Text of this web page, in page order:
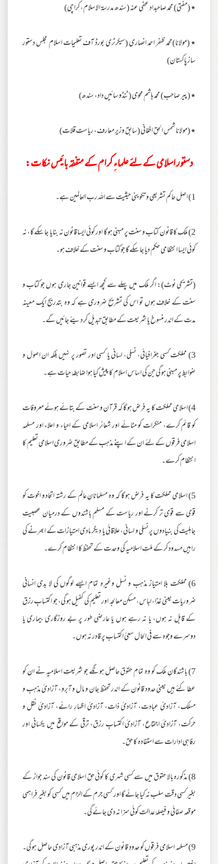
٭ (مفتی) محمد صاحبداد عفی عنہ (سندھ مدرسۃ الاسلام، کراچی)
٭ (مولانا)محمد ظفر احمد انصاری (سیکرٹری بورڈ آف تعلیمات اسلام مجلس دستور
ساز پاکستان)
٭ (پیر صاحب) محمد ہاشم محوی (ٹنڈو سائیں داد، سندھ)
٭ (مولانا شمس الحق افغانی (سابق وزیر معارف، ریاست قلات)
دستور اسلامی کے لئے علماءِ کرام کے متفقہ بائیس نکات:
1) اصل حاکم تشریعی و تکوینی حیثیت سے اللہ رب العالمین ہے۔
2) ملک کا قانون کتاب و سنت پر مبنی ہو گا اور کوئی ایسا قانون نہ بنایا جا سکے گا، نہ
کوئی ایسا انتظامی حکم دیا جا سکے گا جو کتاب و سنت کے خلاف ہو۔
(تشریحی نوٹ): اگر ملک میں پہلے سے کچھ ایسے قوانین جاری ہوں جو کتاب و
سنت کے خلاف ہوں تو اس کی تشریح ضروری ہے کہ وہ بتدریج ایک معینہ
مدت کے اندر منسوخ یا شریعت کے مطابق تبدیل کر دیئے جائیں گے۔
3) مملکت کسی جغرافیائی، نسلی، لسانی یا کسی اور تصور پر نہیں بلکہ ان اصول و
ضوابط پر مبنی ہو گی جن کی اساس اسلام کا پیش کیا ہوا ضابطۂ حیات ہے۔
4) اسلامی مملکت کا یہ فرض ہو گا کہ قرآن و سنت کے بتائے ہوئے معروفات
کو قائم کرے، منکرات کو مٹائے اور شعائرِ اسلامی کے احیاء و اعلاء اور مسلمہ
اسلامی فرقوں کے لئے ان کے اپنے مذہب کے مطابق ضروری اسلامی تعلیم کا
انتظام کرے۔
5) اسلامی مملکت کا یہ فرض ہو گا کہ وہ مسلمانانِ عالم کے رشتہ اتحاد و اخوت کو
قوی سے قوی تر کرنے اور ریاست کے مسلم باشندوں کے درمیان عصبیت
جاہلیت کی بنیادوں پر نسلی و لسانی، علاقائی یا دیگر مادی امتیازات کے ابھرنے کی
راہیں مسدود کر کے ملتِ اسلامیہ کی وحدت کے تحفظ کا انتظام کرے۔
6) مملکت بلا امتیاز مذہب و نسل وغیرہ تمام ایسے لوگوں کی لا بدی انسانی
ضروریات یعنی غذا، لباس، مسکن معالجہ اور تعلیم کی کفیل ہو گی، جو اکتسابِ رزق
کے قابل نہ ہوں، یا نہ رہے ہوں یا عارضی طور پر بے روزگاری بیماری یا
دوسرے وجوہ سے فی الحال سعیٔ اکتساب پر قادر نہ ہوں۔
7) باشندگانِ ملک کو وہ تمام حقوق حاصل ہونگے جو شریعتِ اسلامیہ نے ان کو
عطا کئے ہیں یعنی حدود قانون کے اندر تحفظ جان و مال و آبرو، آزادیٔ مذہب و
مسلک، آزادیٔ عبادت، آزادیٔ ذات، آزادیٔ اظہارِ رائے، آزادیٔ نقل و
حرکت، آزادیٔ اجتماع، آزادیٔ اکتسابِ رزق، ترقی کے مواقع میں یکسانی اور
رفاہی ادارات سے استفادہ کا حق۔
8) مذکورہ بالا حقوق میں سے کسی شہری کا کوئی حق اسلامی قانون کی سند جواز کے
بغیر کسی دقت سلب نہ کیا جائے گا اور کسی جرم کے الزام میں کسی کو بغیر فراہمی
موقعہ صفائی و فیصلۂ عدالت کوئی سزا نہ دی جائے گی۔
9) مسلمہ اسلامی فرقوں کو حدودِ قانون کے اندر پوری مذہبی آزادی حاصل ہو گی۔